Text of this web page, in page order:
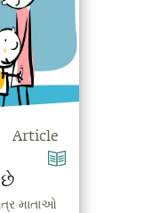
Article
છે
માતાઓ